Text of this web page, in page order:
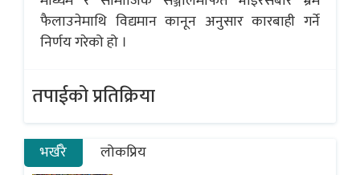
फैलाउनेमाथि विद्यमान कानून अनुसार कारबाही गर्ने
निर्णय गरेको हो ।
तपाईको प्रतिक्रिया
भर्खरै
लोकप्रिय